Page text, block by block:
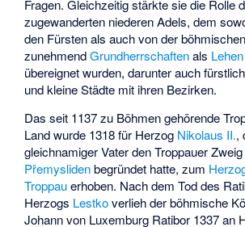
Fragen. Gleichzeitig stärkte sie die Rolle
zugewanderten niederen Adels, dem
den Fürsten als auch von der
zunehmendGrundherrschaftenals Lehen
übereignet wurden, darunter auch
und kleine Städte mit ihren Bezirken.
Das seit 1137 zu Böhmen gehörende
Land wurde 1318 für Herzog Nikolaus II.,
gleichnamiger Vater den Troppauer
Přemyslidenbegründet hatte, zum
Troppauerhoben. Nach dem Tod des
Herzogs Lestkoverlieh der böhmische
Johann von Luxemburg Ratibor 1337 an